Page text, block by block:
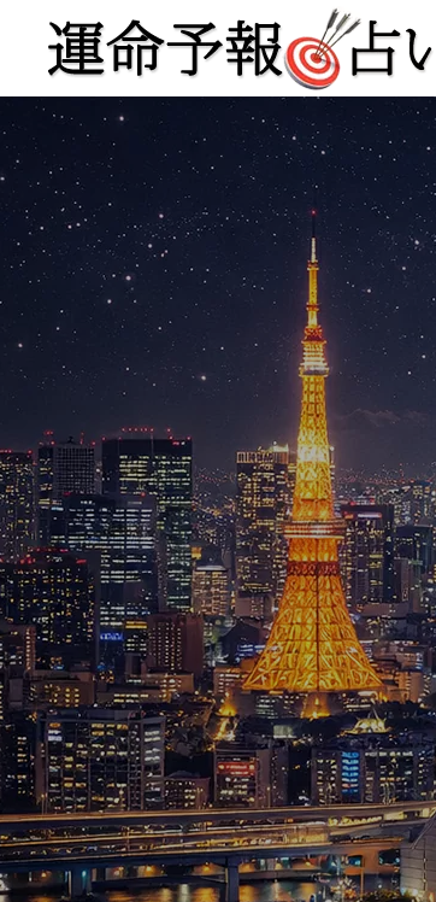
運命予報占い
運命予報占いとは
記事カテゴリー
ブログ
スポーツ
テニス四大大会・五輪